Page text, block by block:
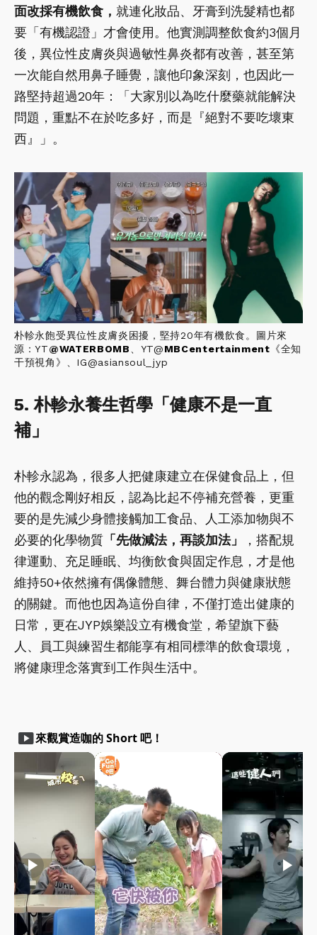
面改採有機飲食， 就連化妝品、牙膏到洗髮精也都
要「有機認證」才會使用。他實測調整飲食約3個月
後，異位性皮膚炎與過敏性鼻炎都有改善，甚至第
一次能自然用鼻子睡覺，讓他印象深刻，也因此一
路堅持超過20年：「大家別以為吃什麼藥就能解決
問題，重點不在於吃多好，而是『絕對不要吃壞東
西』」。
朴軫永飽受異位性皮膚炎困擾，堅持20年有機飲食。圖片來
源：YT@WATERBOMB 、YT@MBCentertainment 《全知
干預視角》、IG@asiansoul_jyp
5. 朴軫永養生哲學「健康不是一直
補」
朴軫永認為，很多人把健康建立在保健食品上，但
他的觀念剛好相反，認為比起不停補充營養，更重
要的是先減少身體接觸加工食品、人工添加物與不
必要的化學物質 「先做減法，再談加法」
，搭配規
律運動、充足睡眠、均衡飲食與固定作息，才是他
維持50+依然擁有偶像體態、舞台體力與健康狀態
的關鍵。而他也因為這份自律，不僅打造出健康的
日常，更在JYP娛樂設立有機食堂，希望旗下藝
人、員工與練習生都能享有相同標準的飲食環境，
將健康理念落實到工作與生活中。
smart_display來觀賞造咖的 Short 吧！
play_arrow play_arrow play_arrow